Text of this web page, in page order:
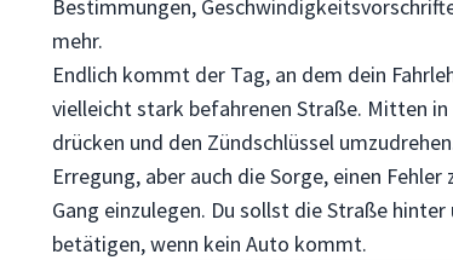
Bestimmungen,
mehr.
Endlich kommt der Tag, an dem dein
vielleicht stark befahrenen Straße. Mitten
drücken und den Zündschlüssel
Erregung, aber auch die Sorge, einen
Gang einzulegen. Du sollst die Straße
betätigen, wenn kein Auto kommt.